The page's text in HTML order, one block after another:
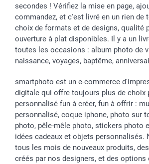
secondes ! Vérifiez la mise en page,
commandez, et c'est livré en un rien de
choix de formats et de designs, qualité
ouverture à plat disponibles. Il y a un
toutes les occasions : album photo de
naissance, voyages, baptême,
smartphoto est un e-commerce
digitale qui offre toujours plus de choix
personnalisé fun à créer, fun à offrir :
personnalisé, coque iphone, photo sur
photo, pêle-mêle photo, stickers photo
idées cadeaux et objets personnalisés.
tous les mois de nouveaux produits,
créés par nos designers, et des options